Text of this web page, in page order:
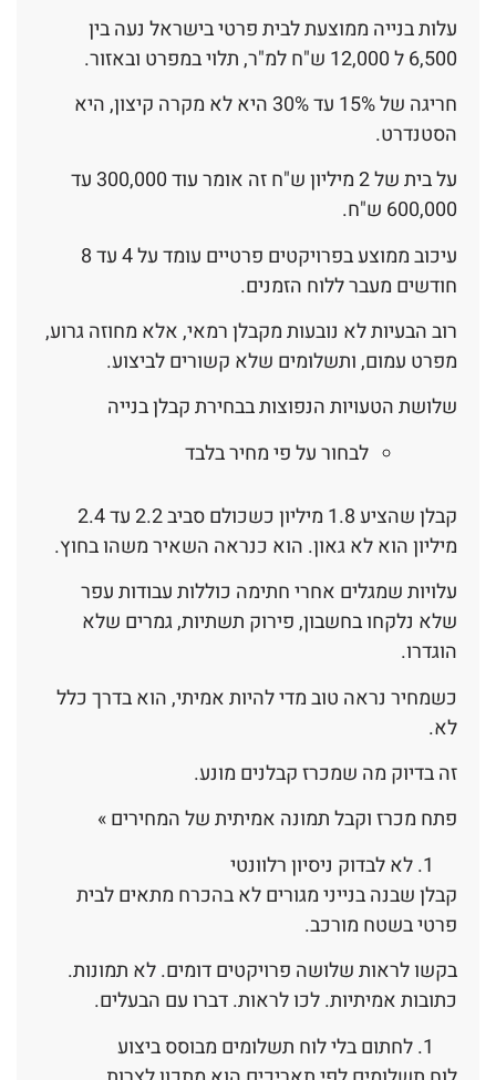
עלות בנייה ממוצעת לבית פרטי בישראל נעה בין
6,500 ל 12,000 ש"ח למ"ר, תלוי במפרט ובאזור.
חריגה של 15% עד 30% היא לא מקרה קיצון, היא
הסטנדרט.
על בית של 2 מיליון ש"ח זה אומר עוד 300,000 עד
600,000 ש"ח.
עיכוב ממוצע בפרויקטים פרטיים עומד על 4 עד 8
חודשים מעבר ללוח הזמנים.
רוב הבעיות לא נובעות מקבלן רמאי, אלא מחוזה גרוע,
מפרט עמום, ותשלומים שלא קשורים לביצוע.
שלושת הטעויות הנפוצות בבחירת קבלן בנייה
לבחור על פי מחיר בלבד
קבלן שהציע 1.8 מיליון כשכולם סביב 2.2 עד 2.4
מיליון הוא לא גאון. הוא כנראה השאיר משהו בחוץ.
עלויות שמגלים אחרי חתימה כוללות עבודות עפר
שלא נלקחו בחשבון, פירוק תשתיות, גמרים שלא
הוגדרו.
כשמחיר נראה טוב מדי להיות אמיתי, הוא בדרך כלל
לא.
זה בדיוק מה שמכרז קבלנים מונע.
פתח מכרז וקבל תמונה אמיתית של המחירים »
לא לבדוק ניסיון רלוונטי
קבלן שבנה בנייני מגורים לא בהכרח מתאים לבית
פרטי בשטח מורכב.
בקשו לראות שלושה פרויקטים דומים. לא תמונות.
כתובות אמיתיות. לכו לראות. דברו עם הבעלים.
לחתום בלי לוח תשלומים מבוסס ביצוע